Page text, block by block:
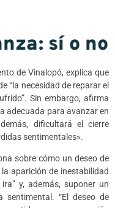
sí o no
de Vinalopó, explica que
“la necesidad de reparar el
Sin embargo, afirma
adecuada para avanzar en
dificultará el cierre
sentimentales».
sobre cómo un deseo de
aparición de inestabilidad
y, además, suponer un
“El deseo de